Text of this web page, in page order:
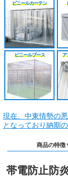
ビニールカーテン
ビニールブース ア
現在、中東情勢の
となっており納期
商品の特徴
帯電防止防